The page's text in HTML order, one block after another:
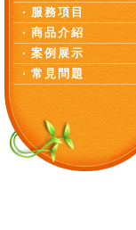
‧ 服務項目
‧ 商品介紹
‧ 案例展示
‧ 常見問題